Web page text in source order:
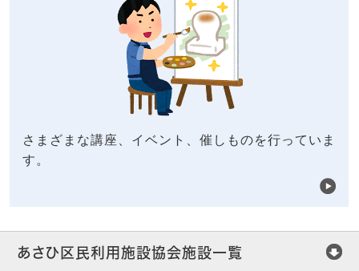
さまざまな講座、イベント、催しものを行っていま
す。
あさひ区民利用施設協会施設一覧